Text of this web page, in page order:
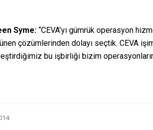
Syme: “CEVA’yı gümrük operasyon
çözümlerinden dolayı seçtik. CEVA
bu işbirliği bizim